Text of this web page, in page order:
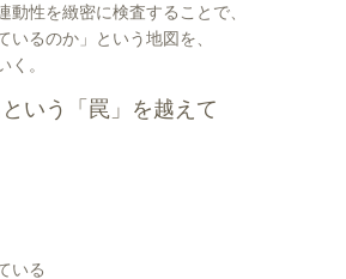
動性を緻密に検査することで、
いるのか」という地図を、
く。
いう「罠」を越えて
いる